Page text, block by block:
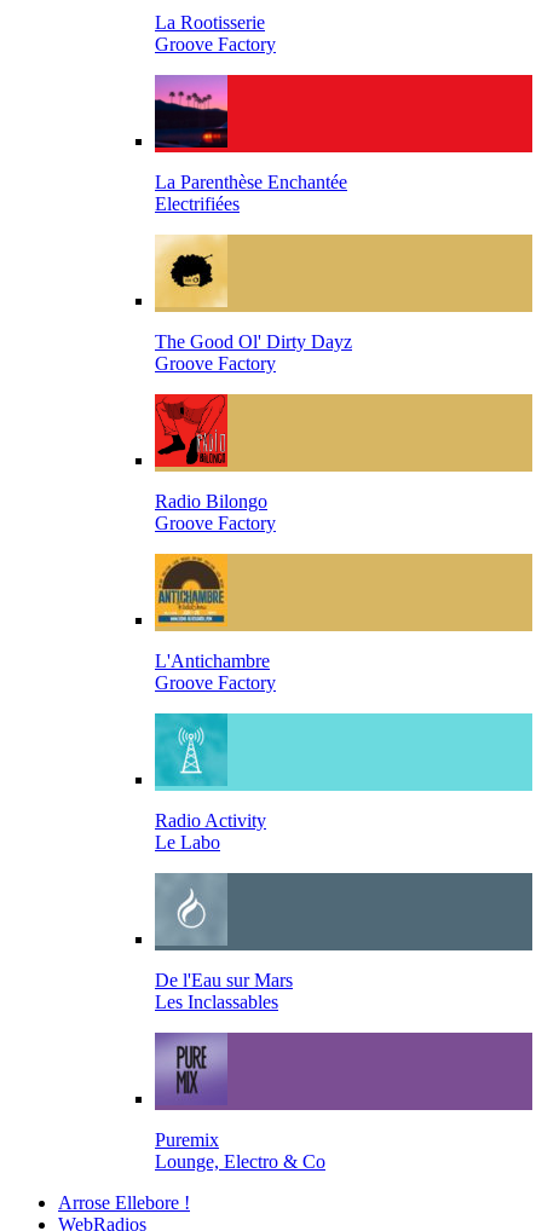
La Rootisserie
Groove Factory
La Parenthèse Enchantée
Electrifiées
The Good Ol' Dirty Dayz
Groove Factory
Radio Bilongo
Groove Factory
L'Antichambre
Groove Factory
Radio Activity
Le Labo
De l'Eau sur Mars
Les Inclassables
Puremix
Lounge, Electro & Co
Arrose Ellebore !
WebRadios